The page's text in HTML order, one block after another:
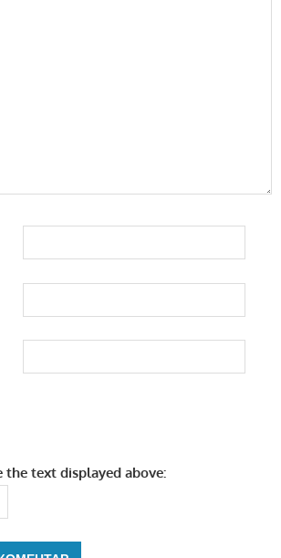
the text displayed above: